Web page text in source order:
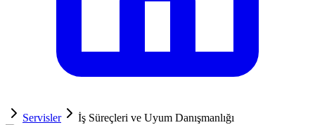
Servisler İş Süreçleri ve Uyum Danışmanlığı